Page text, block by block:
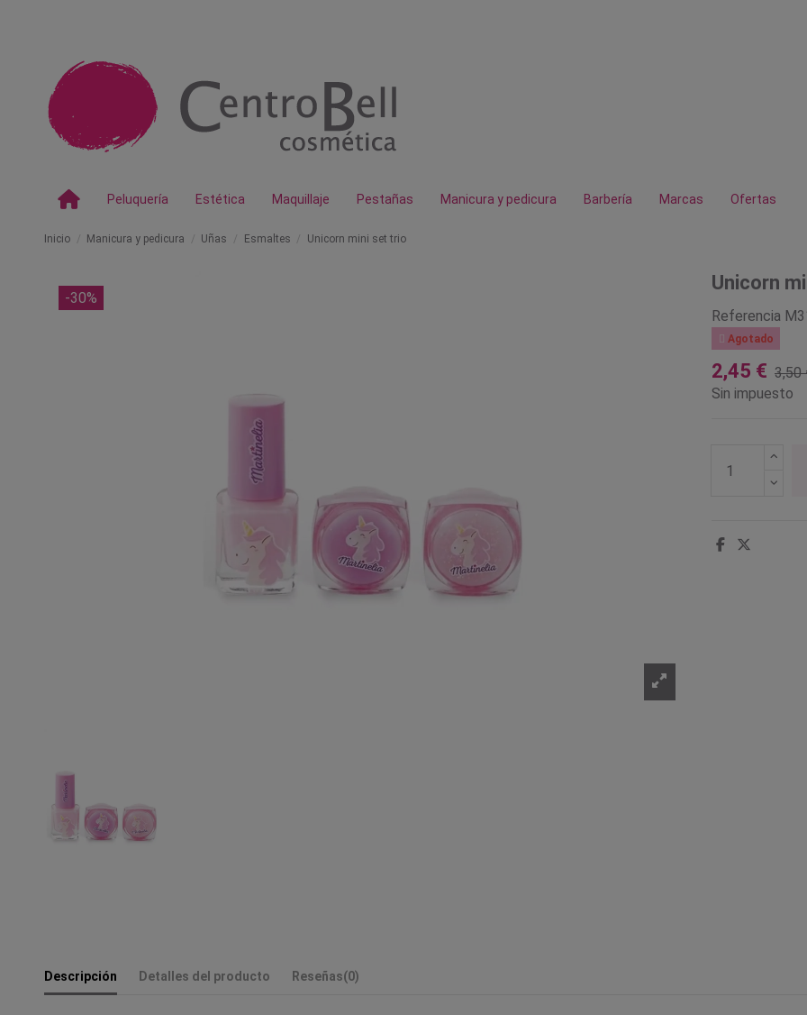
Peluquería Estética Maquillaje Pestañas Manicura y pedicura Barbería Marcas Ofertas
Inicio Manicura y pedicura Uñas Esmaltes Unicorn mini set trio
-30%
Unicorn
Referencia
Agotado
2,45 € 3,50
Sin impuesto
Descripción Detalles del producto Reseñas(0)